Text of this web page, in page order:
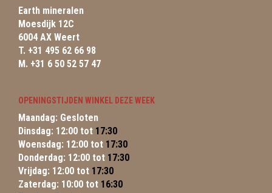
Earth mineralen
Moesdijk 12C
6004 AX Weert
T. +31 495 62 66 98
M. +31 6 50 52 57 47
OPENINGSTIJDEN WINKEL DEZE WEEK
Maandag: Gesloten
Dinsdag: 12:00 tot 17:30
Woensdag: 12:00 tot 17:30
Donderdag: 12:00 tot 17:30
Vrijdag: 12:00 tot 17:30
Zaterdag: 10:00 tot 16:30